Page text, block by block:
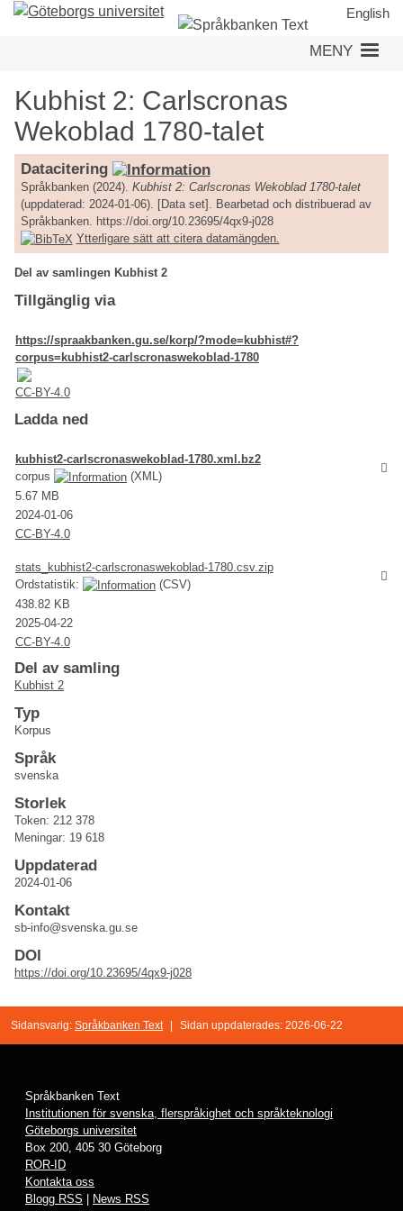
Hoppa
English
MENY
Kubhist 2: Carlscronas
Wekoblad 1780-talet
Datacitering
Språkbanken (2024). Kubhist 2: Carlscronas Wekoblad 1780-talet
(uppdaterad: 2024-01-06). [Data set]. Bearbetad och distribuerad av
Språkbanken. https://doi.org/10.23695/4qx9-j028
Ytterligare sätt att citera datamängden.
Del av samlingen Kubhist 2
Tillgänglig via
https://spraakbanken.gu.se/korp/?mode=kubhist#?
corpus=kubhist2-carlscronaswekoblad-1780
CC-BY-4.0
Ladda ned
kubhist2-carlscronaswekoblad-1780.xml.bz2
corpus
(XML)
5.67 MB
2024-01-06
CC-BY-4.0
stats_kubhist2-carlscronaswekoblad-1780.csv.zip
Ordstatistik:
(CSV)
438.82 KB
2025-04-22
CC-BY-4.0
Del av samling
Kubhist 2
Typ
Korpus
Språk
svenska
Storlek
Token: 212 378
Meningar: 19 618
Uppdaterad
2024-01-06
Kontakt
sb-info@svenska.gu.se
DOI
https://doi.org/10.23695/4qx9-j028
Sidansvarig: Språkbanken Text Sidan uppdaterades: 2026-06-22
Språkbanken Text
Institutionen för svenska, flerspråkighet och språkteknologi
Göteborgs universitet
Box 200, 405 30 Göteborg
ROR-ID
Kontakta oss
Blogg RSS
News RSS